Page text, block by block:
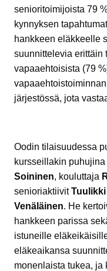
senioritoimijoista 79
kynnyksen
hankkeen eläkkeelle
suunnittelevia erittäin
vapaaehtoisista (79
järjestössä, jota
Oodin tilaisuudessa
kursseillakin
Soininen, kouluttaja
senioriaktiivit
Venäläinen. He
hankkeen parissa
istuneille
eläkeaikansa
monenlaista tukea, ja